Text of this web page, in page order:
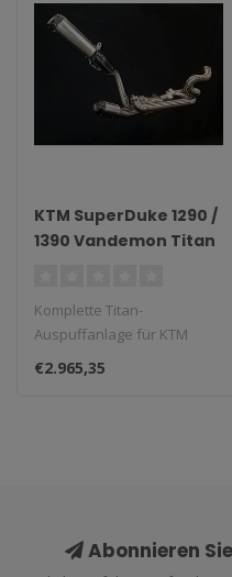
KTM SuperDuke 1290 /
1390 Vandemon Titan
2025
Komplette Titan-
Auspuffanlage für KTM
SuperDuke 1290/1390
(2020–2025)...
€2.965,35
Abonnieren